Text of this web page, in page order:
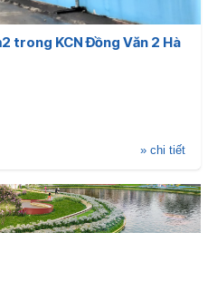
trong KCN Đồng Văn 2 Hà
» chi tiết